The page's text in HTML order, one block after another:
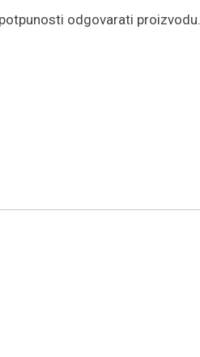
odgovarati proizvodu.